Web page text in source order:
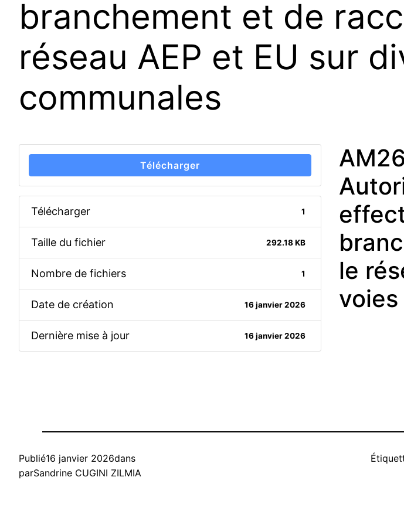
branchement et de
réseau AEP et EU sur
communales
Télécharger
Télécharger 1
Taille du fichier 292.18 KB
Nombre de fichiers 1
Date de création 16 janvier 2026
Dernière mise à jour 16 janvier 2026
le
Publié16 janvier 2026dans
parSandrine CUGINI ZILMIA